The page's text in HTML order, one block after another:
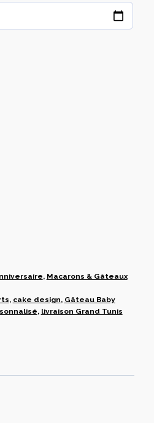
, Macarons & Gâteaux
, cake design, Gâteau Baby
, livraison Grand Tunis